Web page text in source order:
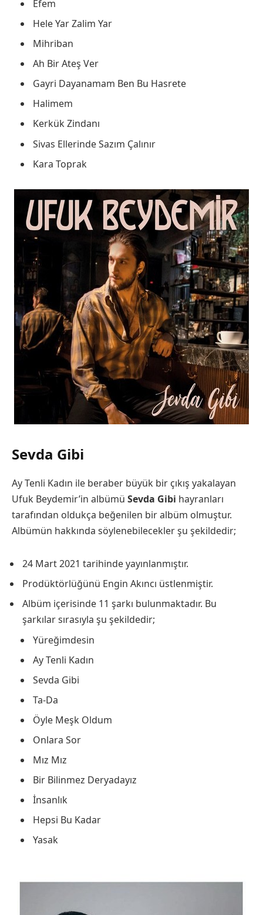
Efem
Hele Yar Zalim Yar
Mihriban
Ah Bir Ateş Ver
Gayri Dayanamam Ben Bu Hasrete
Halimem
Kerkük Zindanı
Sivas Ellerinde Sazım Çalınır
Kara Toprak
Sevda Gibi
Ay Tenli Kadın ile beraber büyük bir çıkış yakalayan
Ufuk Beydemir’in albümü Sevda Gibi hayranları
tarafından oldukça beğenilen bir albüm olmuştur.
Albümün hakkında söylenebilecekler şu şekildedir;
24 Mart 2021 tarihinde yayınlanmıştır.
Prodüktörlüğünü Engin Akıncı üstlenmiştir.
Albüm içerisinde 11 şarkı bulunmaktadır. Bu
şarkılar sırasıyla şu şekildedir;
Yüreğimdesin
Ay Tenli Kadın
Sevda Gibi
Ta-Da
Öyle Meşk Oldum
Onlara Sor
Mız Mız
Bir Bilinmez Deryadayız
İnsanlık
Hepsi Bu Kadar
Yasak